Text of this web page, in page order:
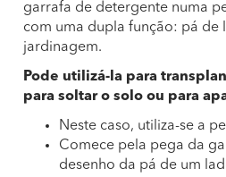
garrafa de detergente numa
com uma dupla função: pá de
jardinagem.
Pode utilizá-la para
para soltar o solo ou para
Neste caso, utiliza-se a
Comece pela pega da
desenho da pá de um